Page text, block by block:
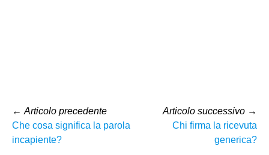
← Articolo precedente
Che cosa significa la parola
incapiente?
Articolo successivo →
Chi firma la ricevuta
generica?